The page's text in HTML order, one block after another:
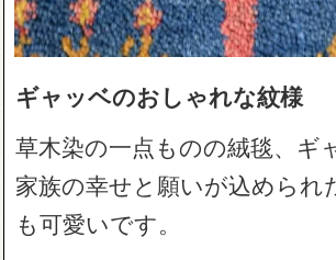
ギャッベのおしゃれな紋様
草木染の一点ものの絨毯、ギ
家族の幸せと願いが込められ
も可愛いです。